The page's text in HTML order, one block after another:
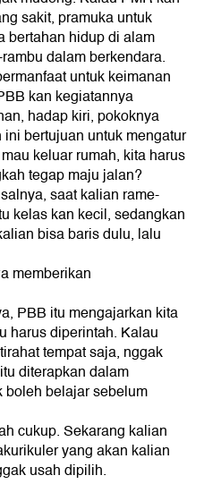
sakit, pramuka untuk
bertahan hidup di alam
dalam berkendara.
untuk keimanan
kan kegiatannya
hadap kiri, pokoknya
bertujuan untuk mengatur
keluar rumah, kita harus
tegap maju jalan?
saat kalian rame-
kelas kan kecil, sedangkan
bisa baris dulu, lalu
memberikan
PBB itu mengajarkan kita
harus diperintah. Kalau
tempat saja, nggak
diterapkan dalam
boleh belajar sebelum
cukup. Sekarang kalian
yang akan kalian
usah dipilih.